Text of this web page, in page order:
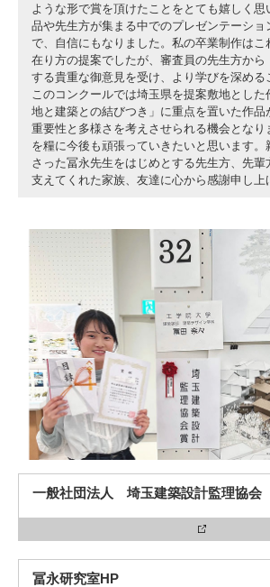
6. 寄付・ご支援
ような形で賞を頂けたことをとても嬉しく
品や先生方が集まる中でのプレゼンテーショ
で、自信にもなりました。私の卒業制作はこ
在り方の提案でしたが、審査員の先生方から
する貴重な御意見を受け、より学びを深める
このコンクールでは埼玉県を提案敷地とし
地と建築との結びつき」に重点を置いた作品
重要性と多様さを考えさせられる機会となり
を糧に今後も頑張っていきたいと思います
さった冨永先生をはじめとする先生方、先輩
支えてくれた家族、友達に心から感謝申し上
一般社団法人 埼玉建築設計監理協会
冨永研究室HP